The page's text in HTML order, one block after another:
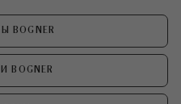
BOGNER
BOGNER